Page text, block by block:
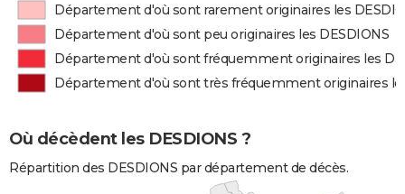
Département d'où sont rarement originaires les
Département d'où sont peu originaires les DESDIONS
Département d'où sont fréquemment originaires les
Département d'où sont très fréquemment originaires
Où décèdent les DESDIONS ?
Répartition des DESDIONS par département de décès.